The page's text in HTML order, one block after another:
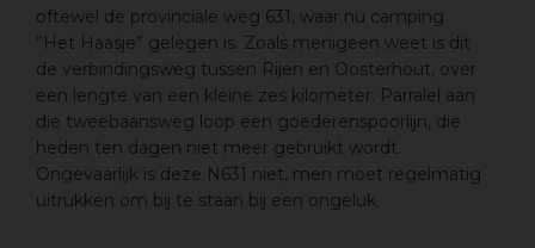
oftewel de provinciale weg 631, waar nu camping
”Het Haasje” gelegen is. Zoals menigeen weet is dit
de verbindingsweg tussen Rijen en Oosterhout, over
een lengte van een kleine zes kilometer. Parralel aan
die tweebaansweg loop een goederenspoorlijn, die
heden ten dagen niet meer gebruikt wordt.
Ongevaarlijk is deze N631 niet, men moet regelmatig
uitrukken om bij te staan bij een ongeluk.